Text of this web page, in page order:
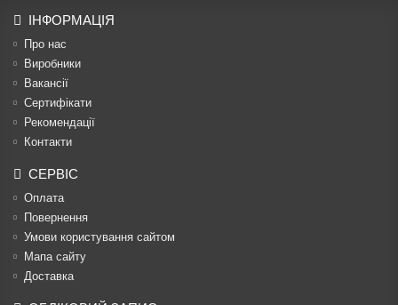
ІНФОРМАЦІЯ
Про нас
Виробники
Вакансії
Сертифікати
Рекомендації
Контакти
СЕРВІС
Оплата
Повернення
Умови користування сайтом
Мапа сайту
Доставка